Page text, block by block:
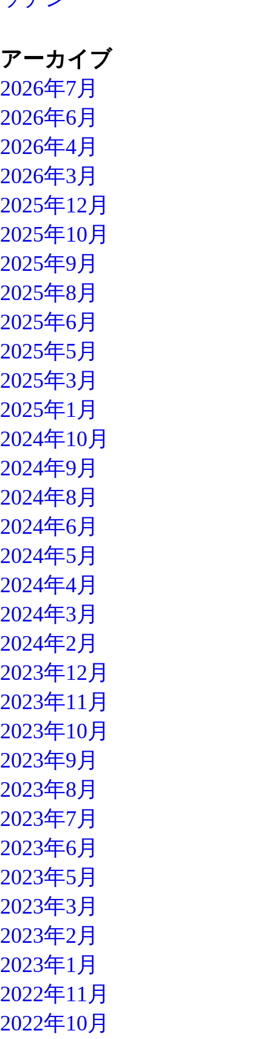
アーカイブ
2026年7月
2026年6月
2026年4月
2026年3月
2025年12月
2025年10月
2025年9月
2025年8月
2025年6月
2025年5月
2025年3月
2025年1月
2024年10月
2024年9月
2024年8月
2024年6月
2024年5月
2024年4月
2024年3月
2024年2月
2023年12月
2023年11月
2023年10月
2023年9月
2023年8月
2023年7月
2023年6月
2023年5月
2023年3月
2023年2月
2023年1月
2022年11月
2022年10月